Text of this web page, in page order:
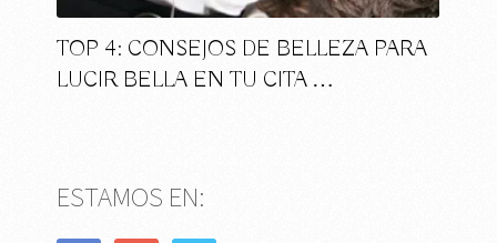
TOP 4: CONSEJOS DE BELLEZA PARA
LUCIR BELLA EN TU CITA …
ESTAMOS EN: